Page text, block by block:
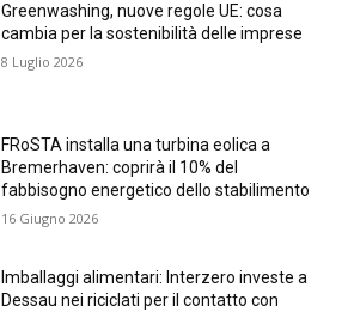
Greenwashing, nuove regole UE: cosa
cambia per la sostenibilità delle imprese
8 Luglio 2026
FRoSTA installa una turbina eolica a
Bremerhaven: coprirà il 10% del
fabbisogno energetico dello stabilimento
16 Giugno 2026
Imballaggi alimentari: Interzero investe a
Dessau nei riciclati per il contatto con